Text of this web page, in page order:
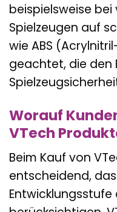
beispielsweise
Spielzeugen auf
wie ABS
geachtet, die den
Worauf
VTech
Beim Kauf von
entscheidend,
Entwicklungsstufe